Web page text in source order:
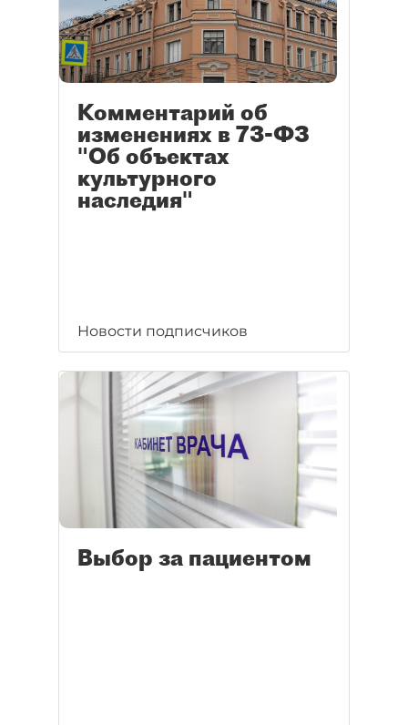
Комментарий об
изменениях в 73-ФЗ
"Об объектах
культурного
наследия"
Новости подписчиков
Выбор за пациентом